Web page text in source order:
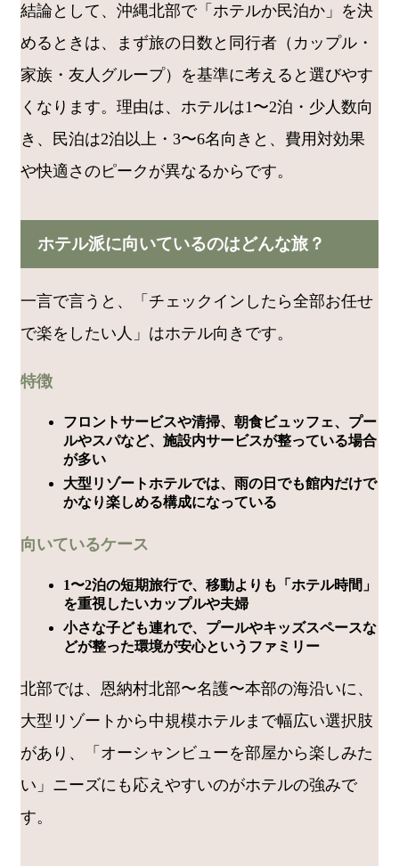
結論として、沖縄北部で「ホテルか民泊か」を決
めるときは、まず旅の日数と同行者（カップル・
家族・友人グループ）を基準に考えると選びやす
くなります。理由は、ホテルは1〜2泊・少人数向
き、民泊は2泊以上・3〜6名向きと、費用対効果
や快適さのピークが異なるからです。
ホテル派に向いているのはどんな旅？
一言で言うと、「チェックインしたら全部お任せ
で楽をしたい人」はホテル向きです。
特徴
フロントサービスや清掃、朝食ビュッフェ、プー
ルやスパなど、施設内サービスが整っている場合
が多い
大型リゾートホテルでは、雨の日でも館内だけで
かなり楽しめる構成になっている
向いているケース
1〜2泊の短期旅行で、移動よりも「ホテル時間」
を重視したいカップルや夫婦
小さな子ども連れで、プールやキッズスペースな
どが整った環境が安心というファミリー
北部では、恩納村北部〜名護〜本部の海沿いに、
大型リゾートから中規模ホテルまで幅広い選択肢
があり、「オーシャンビューを部屋から楽しみた
い」ニーズにも応えやすいのがホテルの強みで
す。